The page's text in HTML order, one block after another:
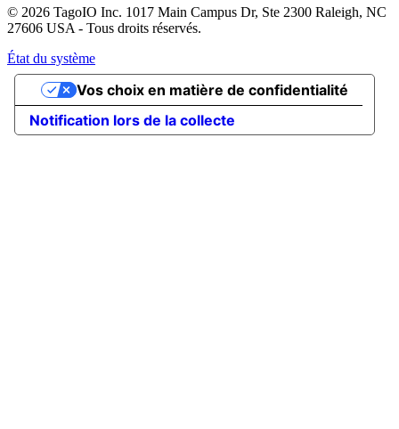
© 2026 TagoIO Inc. 1017 Main Campus Dr, Ste 2300 Raleigh, NC
27606 USA - Tous droits réservés.
État du système
Notification lors de la collecte
Vos choix en matière de confidentialité